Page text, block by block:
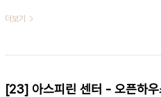
더보기
[23] 아스피린 센터 - 오픈하